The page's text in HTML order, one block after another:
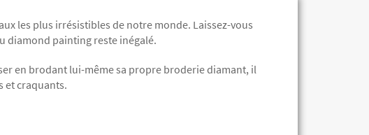
les plus irrésistibles de notre monde. Laissez-vous
diamond painting reste inégalé.
en brodant lui-même sa propre broderie diamant, il
et craquants.